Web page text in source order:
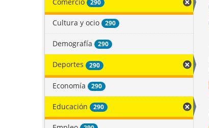
290
Cultura y ocio 290
Demografía 290
Deportes 290
Economía 290
Educación 290